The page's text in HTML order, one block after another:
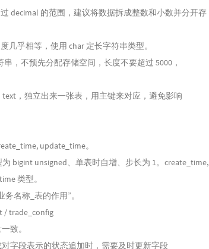
decimal 的范围，建议将数据拆成整数和小数并分开存
几乎相等，使用 char 定长字符串类型。
，不预先分配存储空间，长度不要超过 5000，
，独立出来一张表，用主键来对应，避免影响
update_time。
bigint unsigned、单表时自增、步长为 1。create_time,
类型。
名称_表的作用”。
/ trade_config
致。
字段表示的状态追加时，需要及时更新字段